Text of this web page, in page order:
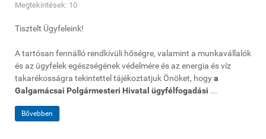
Megtekintések: 10
Tisztelt Ügyfeleink!
A tartósan fennálló rendkívüli hőségre, valamint a munkavállalók
és az ügyfelek egészségének védelmére és az energia és víz
takarékosságra tekintettel tájékoztatjuk Önöket, hogya
Galgamácsai Polgármesteri Hivatal ügyfélfogadási ...
Bővebben